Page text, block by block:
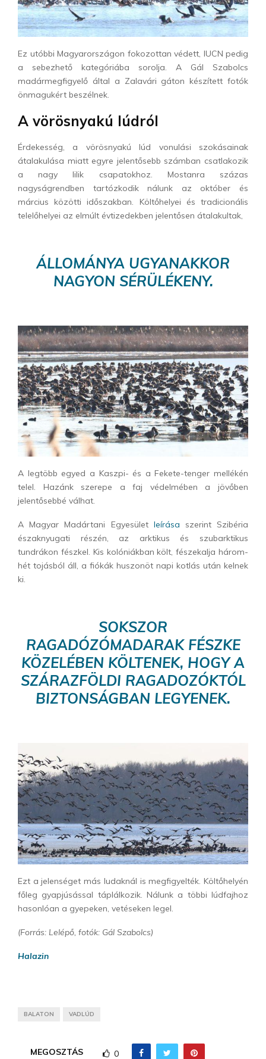
Ez utóbbi Magyarországon fokozottan védett, IUCN pedig
a sebezhető kategóriába sorolja. A Gál Szabolcs
madármegfigyelő által a Zalavári gáton készített fotók
önmagukért beszélnek.
A vörösnyakú lúdról
Érdekesség, a vörösnyakú lúd vonulási szokásainak
átalakulása miatt egyre jelentősebb számban csatlakozik
a nagy lilik csapatokhoz. Mostanra százas
nagyságrendben tartózkodik nálunk az október és
március közötti időszakban. Költőhelyei és tradicionális
telelőhelyei az elmúlt évtizedekben jelentősen átalakultak,
ÁLLOMÁNYA UGYANAKKOR
NAGYON SÉRÜLÉKENY.
A legtöbb egyed a Kaszpi- és a Fekete-tenger mellékén
telel. Hazánk szerepe a faj védelmében a jövőben
jelentősebbé válhat.
A Magyar Madártani Egyesület leírása szerint Szibéria
északnyugati részén, az arktikus és szubarktikus
tundrákon fészkel. Kis kolóniákban költ, fészekalja három-
hét tojásból áll, a fiókák huszonöt napi kotlás után kelnek
ki.
SOKSZOR
RAGADÓZÓMADARAK FÉSZKE
KÖZELÉBEN KÖLTENEK, HOGY A
SZÁRAZFÖLDI RAGADOZÓKTÓL
BIZTONSÁGBAN LEGYENEK.
Ezt a jelenséget más ludaknál is megfigyelték. Költőhelyén
főleg gyapjúsással táplálkozik. Nálunk a többi lúdfajhoz
hasonlóan a gyepeken, vetéseken legel.
(Forrás: Lelépő, fotók: Gál Szabolcs)
Halazin
BALATON VADLÚD
MEGOSZTÁS 0